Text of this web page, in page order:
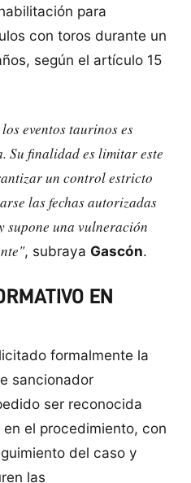
para
con toros durante un
según el artículo 15
eventos taurinos es
Su finalidad es limitar este
un control estricto
las fechas autorizadas
supone una vulneración
, subraya Gascón.
EN
formalmente la
sancionador
ser reconocida
el procedimiento, con
del caso y
las